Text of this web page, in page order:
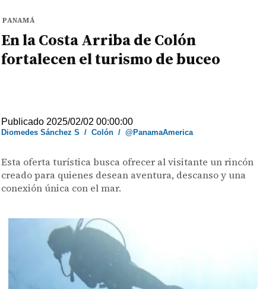
PANAMÁ
En la Costa Arriba de Colón
fortalecen el turismo de buceo
Publicado 2025/02/02 00:00:00
Diomedes Sánchez S /Colón /@PanamaAmerica
Esta oferta turística busca ofrecer al visitante un rincón
creado para quienes desean aventura, descanso y una
conexión única con el mar.